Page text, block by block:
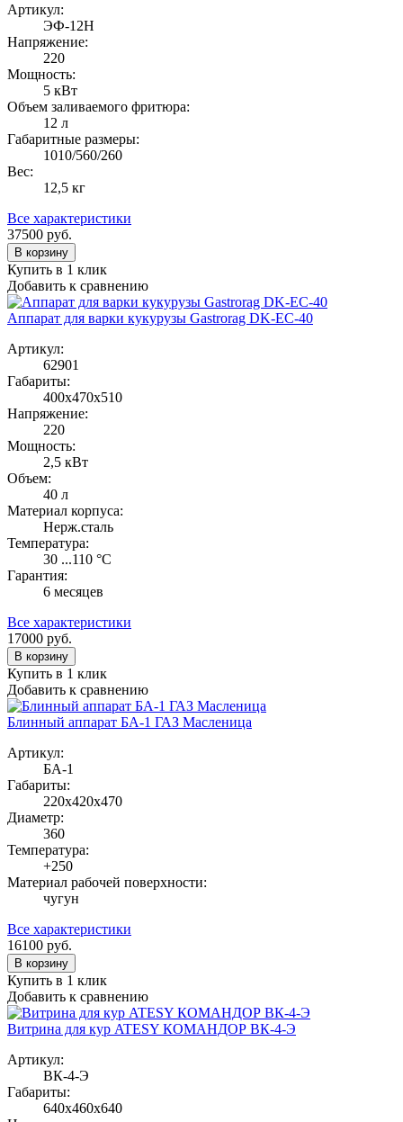
Артикул:
ЭФ-12Н
Напряжение:
220
Мощность:
5 кВт
Объем заливаемого фритюра:
12 л
Габаритные размеры:
1010/560/260
Вес:
12,5 кг
Все характеристики
37500 руб.
В корзину
Купить в 1 клик
Добавить к сравнению
Аппарат для варки кукурузы Gastrorag DK-EC-40
Артикул:
62901
Габариты:
400х470х510
Напряжение:
220
Мощность:
2,5 кВт
Объем:
40 л
Материал корпуса:
Нерж.сталь
Температура:
30 ...110 °C
Гарантия:
6 месяцев
Все характеристики
17000 руб.
В корзину
Купить в 1 клик
Добавить к сравнению
Блинный аппарат БА-1 ГАЗ Масленица
Артикул:
БА-1
Габариты:
220x420x470
Диаметр:
360
Температура:
+250
Материал рабочей поверхности:
чугун
Все характеристики
16100 руб.
В корзину
Купить в 1 клик
Добавить к сравнению
Витрина для кур ATESY КОМАНДОР ВК-4-Э
Артикул:
ВК-4-Э
Габариты:
640х460х640